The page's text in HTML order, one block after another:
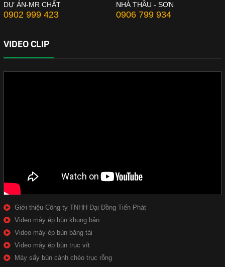
DỰ ÁN-MR CHẤT
0902 999 423
NHÀ THẦU - SƠN
0906 799 934
VIDEO CLIP
Giới thiệu Công ty TNHH Đại Đồng Tiến Phát
Video máy ép bùn khung bản
Video máy ép bùn băng tải
Video máy ép bùn trục vít
Máy sấy bùn cánh chèo trục rỗng